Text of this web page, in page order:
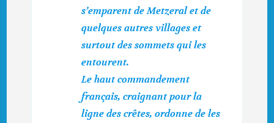
s’emparent de Metzeral et de
quelques autres villages et
surtout des sommets qui les
entourent.
Le haut commandement
français, craignant pour la
ligne des crêtes, ordonne de les